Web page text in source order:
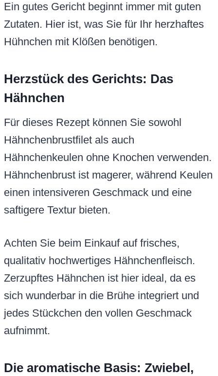
Ein gutes Gericht beginnt immer mit guten
Zutaten. Hier ist, was Sie für Ihr herzhaftes
Hühnchen mit Klößen benötigen.
Herzstück des Gerichts: Das
Hähnchen
Für dieses Rezept können Sie sowohl
Hähnchenbrustfilet als auch
Hähnchenkeulen ohne Knochen verwenden.
Hähnchenbrust ist magerer, während Keulen
einen intensiveren Geschmack und eine
saftigere Textur bieten.
Achten Sie beim Einkauf auf frisches,
qualitativ hochwertiges Hähnchenfleisch.
Zerzupftes Hähnchen ist hier ideal, da es
sich wunderbar in die Brühe integriert und
jedes Stückchen den vollen Geschmack
aufnimmt.
Die aromatische Basis: Zwiebel,